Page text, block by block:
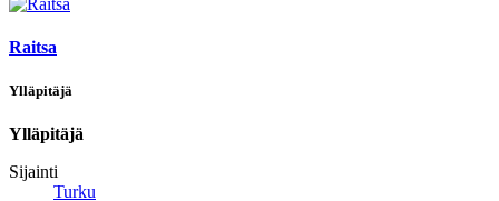
Raitsa
Ylläpitäjä
Ylläpitäjä
Sijainti
Turku